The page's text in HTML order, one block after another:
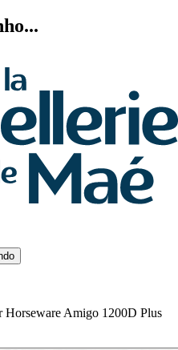
Horseware Amigo 1200D Plus